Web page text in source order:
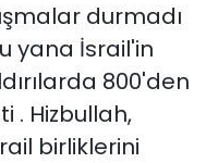
durmadı
yana İsrail'in
800'den
. Hizbullah,
birliklerini